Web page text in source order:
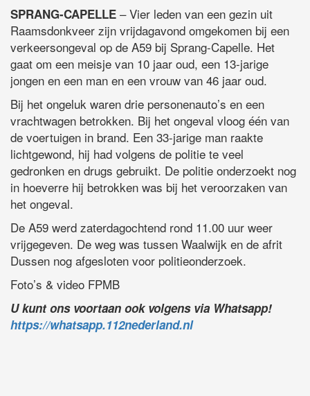
SPRANG-CAPELLE – Vier leden van een gezin uit
Raamsdonkveer zijn vrijdagavond omgekomen bij een
verkeersongeval op de A59 bij Sprang-Capelle. Het
gaat om een meisje van 10 jaar oud, een 13-jarige
jongen en een man en een vrouw van 46 jaar oud.
Bij het ongeluk waren drie personenauto’s en een
vrachtwagen betrokken. Bij het ongeval vloog één van
de voertuigen in brand. Een 33-jarige man raakte
lichtgewond, hij had volgens de politie te veel
gedronken en drugs gebruikt. De politie onderzoekt nog
in hoeverre hij betrokken was bij het veroorzaken van
het ongeval.
De A59 werd zaterdagochtend rond 11.00 uur weer
vrijgegeven. De weg was tussen Waalwijk en de afrit
Dussen nog afgesloten voor politieonderzoek.
Foto’s & video FPMB
U kunt ons voortaan ook volgens via Whatsapp!
https://whatsapp.112nederland.nl